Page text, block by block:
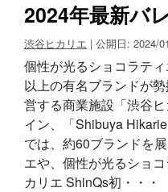
2024年最新バ
渋谷ヒカリエ | 公開日: 2024/
個性が光るショコラテ
以上の有名ブランドが
営する商業施設「渋谷
イン、「Shibuya
では、約60ブランドを
エや、個性が光るショ
カリエ ShinQs初・・・